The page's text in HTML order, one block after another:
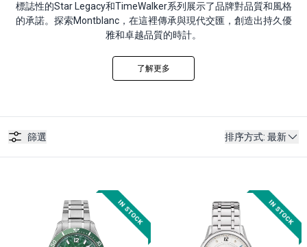
標誌性的Star Legacy和TimeWalker系列展示了品牌對品質和風格
的承諾。探索Montblanc，在這裡傳承與現代交匯，創造出持久優
雅和卓越品質的時計。
了解更多
篩選 排序方式: 最新